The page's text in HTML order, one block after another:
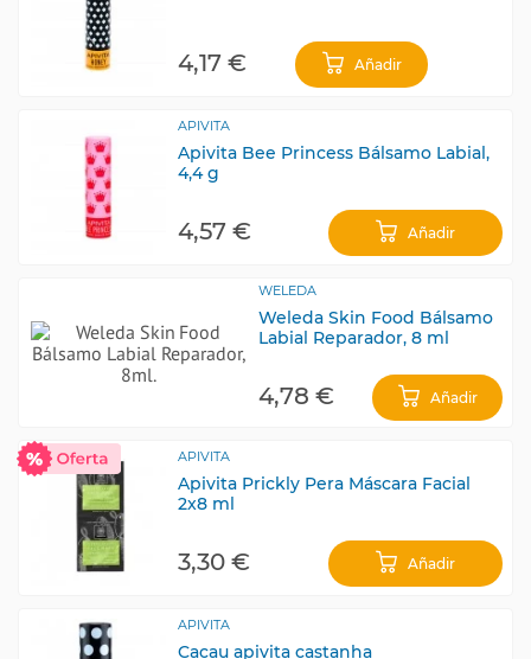
4,17 € Añadir
APIVITA
Apivita Bee Princess Bálsamo Labial,
4,4 g
4,57 € Añadir
WELEDA
Weleda Skin Food Bálsamo
Labial Reparador, 8 ml
4,78 € Añadir
APIVITA
Apivita Prickly Pera Máscara Facial
2x8 ml
3,30 € Añadir
APIVITA
Cacau apivita castanha